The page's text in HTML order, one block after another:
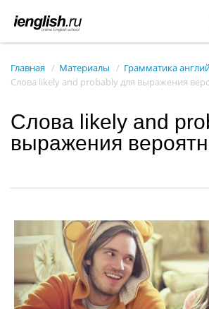
Главная Материалы
Грамматика
Слова likely and probably для выражения
Слова likely and
выражения